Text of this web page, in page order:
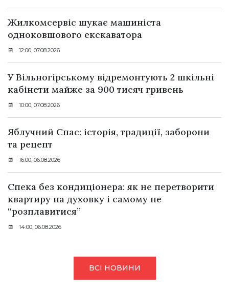
Жилкомсервіс шукає машиніста
одноковшового екскаватора
12:00, 07.08.2026
У Вільногірському відремонтують 2 шкільні
кабінети майже за 900 тисяч гривень
10:00, 07.08.2026
Яблучний Спас: історія, традиції, заборони
та рецепт
16:00, 06.08.2026
Спека без кондиціонера: як не перетворити
квартиру на духовку і самому не
“розплавитися”
14:00, 06.08.2026
ВСІ НОВИНИ